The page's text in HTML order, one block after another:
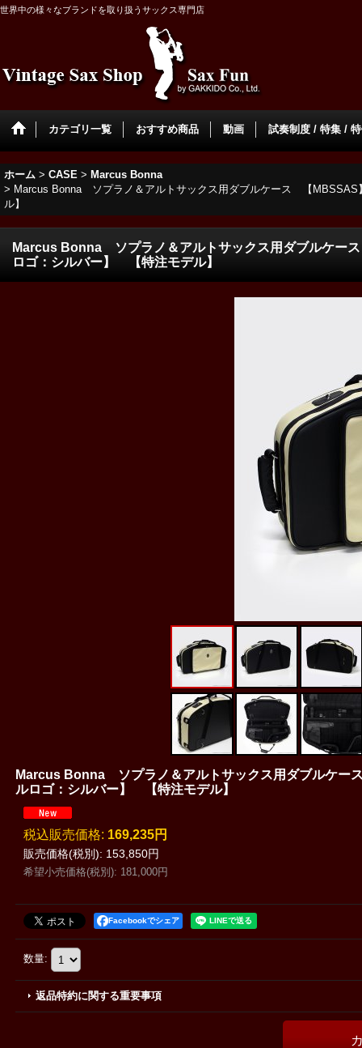
世界中の様々なブランドを取り扱うサックス専門店
カテゴリ一覧 おすすめ商品 動画 試奏制度 / 特集 /
ホーム > CASE > Marcus Bonna
> Marcus Bonna ソプラノ＆アルトサックス用ダブルケース 【
ル】
Marcus Bonna ソプラノ＆アルトサックス用ダブルケ
ロゴ：シルバー】 【特注モデル】
Marcus Bonna ソプラノ＆アルトサックス用ダブルケ
ルロゴ：シルバー】 【特注モデル】
販売価格(税別): 153,850円
税込 : 169,235円
希望小売価格(税別): 181,000円
Facebookでシェア
数量:
返品特約に関する重要事項